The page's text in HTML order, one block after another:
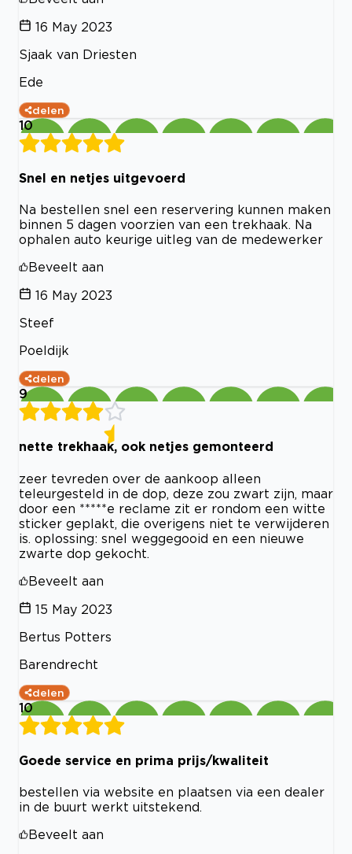
16 May 2023
Sjaak van Driesten
Ede
delen
10
Snel en netjes uitgevoerd
Na bestellen snel een reservering kunnen maken
binnen 5 dagen voorzien van een trekhaak. Na
ophalen auto keurige uitleg van de medewerker
Beveelt aan
16 May 2023
Steef
Poeldijk
delen
9
nette trekhaak, ook netjes gemonteerd
zeer tevreden over de aankoop alleen
teleurgesteld in de dop, deze zou zwart zijn, maar
door een *****e reclame zit er rondom een witte
sticker geplakt, die overigens niet te verwijderen
is. oplossing: snel weggegooid en een nieuwe
zwarte dop gekocht.
Beveelt aan
15 May 2023
Bertus Potters
Barendrecht
delen
10
Goede service en prima prijs/kwaliteit
bestellen via website en plaatsen via een dealer
in de buurt werkt uitstekend.
Beveelt aan